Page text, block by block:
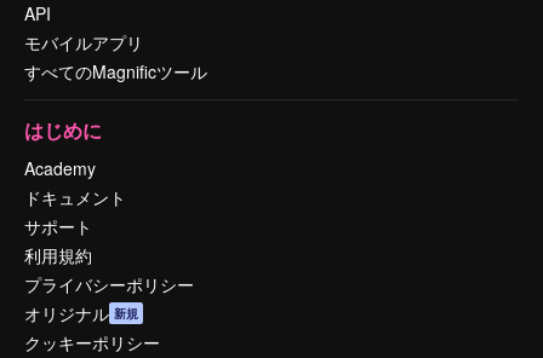
API
モバイルアプリ
すべてのMagnificツール
はじめに
Academy
ドキュメント
サポート
利用規約
プライバシーポリシー
オリジナル 新規
クッキーポリシー